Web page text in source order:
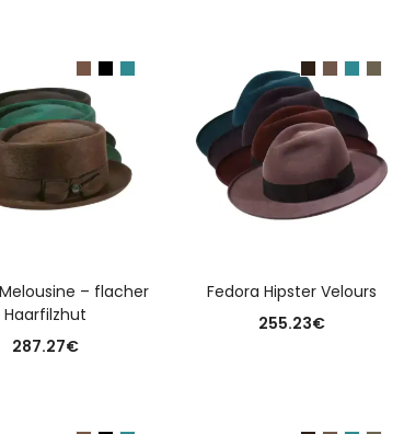
– flacher
Haarfilzhut
287.27€
Fedora Hipster Velours
255.23€